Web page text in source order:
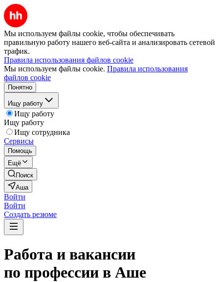
Мы используем файлы cookie, чтобы обеспечивать
правильную работу нашего веб-сайта и анализировать сетевой
трафик.
Правила использования файлов cookie
Мы используем файлы cookie. Правила использования
файлов cookie
Понятно
Ищу работу
Ищу работу
Ищу работу
Ищу сотрудника
Сервисы
Помощь
Ещё
Поиск
Аша
Войти
Войти
Создать резюме
Работа и вакансии
по профессии в Аше